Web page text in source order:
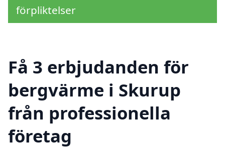
förpliktelser
Få 3 erbjudanden för
bergvärme i Skurup
från professionella
företag